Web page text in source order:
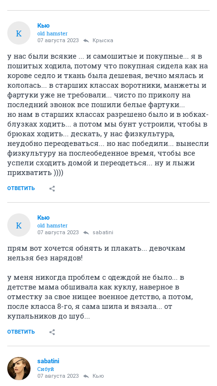
К
Кью
old hamster
07 августа 2023 Крыска
у нас были всякие ... и самошитые и покупные... я в
пошитых ходила, потому что покупная сидела как на
корове седло и ткань была дешевая, вечно мялась и
кололась... в старших классах воротники, манжеты и
фартуки уже не требовали... чисто по приколу на
последний звонок все пошили белые фартуки...
но нам в старших классах разрешено было и в юбках-
блузках ходить... а потом мы бунт устроили, чтобы в
брюках ходить... дескать, у нас физкультура,
неудобно переодеваться... но нас победили... вынесли
физкультуру на послеобеденное время, чтобы все
успели сходить домой и переодеться... ну и лыжи
прихватить ))))
ОТВЕТИТЬ
К
Кью
old hamster
07 августа 2023 sabatini
прям вот хочется обнять и плакать... девочкам
нельзя без нарядов!
у меня никогда проблем с одеждой не было... в
детстве мама обшивала как куклу, наверное в
отместку за свое нищее военное детство, а потом,
после класса 8-го, я сама шила и вязала... от
купальников до шуб...
ОТВЕТИТЬ
sabatini
Сибуй
07 августа 2023 Кью